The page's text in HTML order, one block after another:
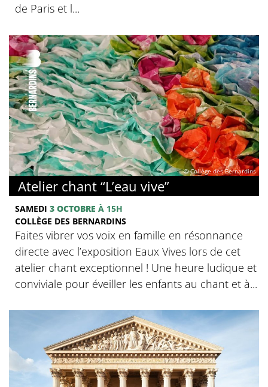
de Paris et l...
© Collège des Bernardins
Atelier chant “L’eau vive”
SAMEDI 3 OCTOBRE À 15H
COLLÈGE DES BERNARDINS
Faites vibrer vos voix en famille en résonnance
directe avec l’exposition Eaux Vives lors de cet
atelier chant exceptionnel ! Une heure ludique et
conviviale pour éveiller les enfants au chant et à...